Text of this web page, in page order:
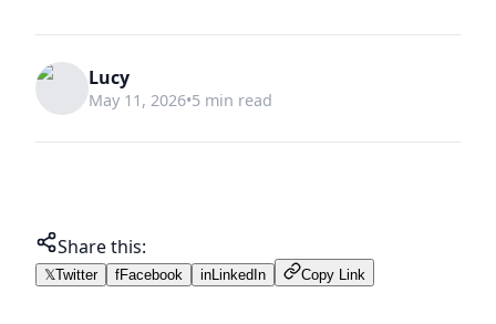
Lucy
May 11, 2026•5 min read
Share this:
𝕏Twitter fFacebook in LinkedIn Copy Link